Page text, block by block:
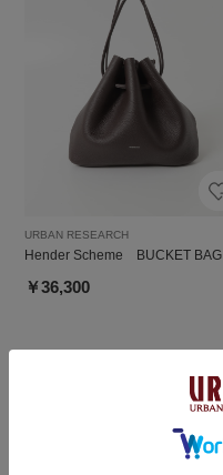
URBAN RESEARCH
Hender Scheme BUCKET BAG
￥36,300